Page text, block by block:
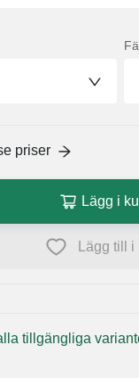
priser
Lägg i
Lägg till
tillgängliga